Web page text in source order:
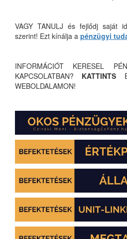
VAGY TANULJ és fejlődj saját
szerint! Ezt kínálja a pénzügyi
INFORMÁCIÓT KERESEL
KAPCSOLATBAN? KATTINTS
WEBOLDALAMON!